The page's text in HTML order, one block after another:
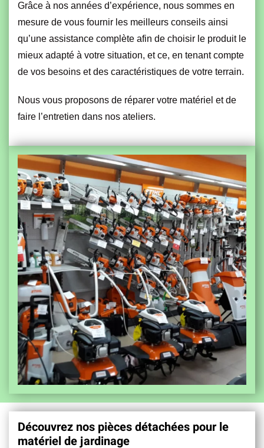
Grâce à nos années d’expérience, nous sommes en
mesure de vous fournir les meilleurs conseils ainsi
qu’une assistance complète afin de choisir le produit le
mieux adapté à votre situation, et ce, en tenant compte
de vos besoins et des caractéristiques de votre terrain.
Nous vous proposons de réparer votre matériel et de
faire l’entretien dans nos ateliers.
Découvrez nos pièces détachées pour le
matériel de jardinage